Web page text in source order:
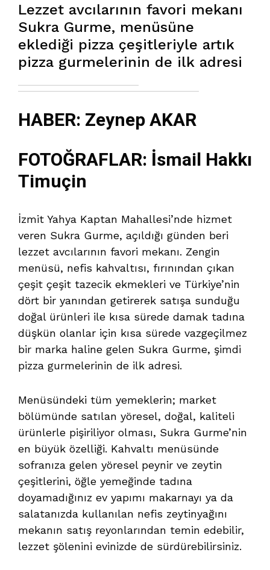
Lezzet avcılarının favori mekanı
Sukra Gurme, menüsüne
eklediği pizza çeşitleriyle artık
pizza gurmelerinin de ilk adresi
HABER: Zeynep AKAR
FOTOĞRAFLAR: İsmail Hakkı
Timuçin
İzmit Yahya Kaptan Mahallesi’nde hizmet
veren Sukra Gurme, açıldığı günden beri
lezzet avcılarının favori mekanı. Zengin
menüsü, nefis kahvaltısı, fırınından çıkan
çeşit çeşit tazecik ekmekleri ve Türkiye’nin
dört bir yanından getirerek satışa sunduğu
doğal ürünleri ile kısa sürede damak tadına
düşkün olanlar için kısa sürede vazgeçilmez
bir marka haline gelen Sukra Gurme, şimdi
pizza gurmelerinin de ilk adresi.
Menüsündeki tüm yemeklerin; market
bölümünde satılan yöresel, doğal, kaliteli
ürünlerle pişiriliyor olması, Sukra Gurme’nin
en büyük özelliği. Kahvaltı menüsünde
sofranıza gelen yöresel peynir ve zeytin
çeşitlerini, öğle yemeğinde tadına
doyamadığınız ev yapımı makarnayı ya da
salatanızda kullanılan nefis zeytinyağını
mekanın satış reyonlarından temin edebilir,
lezzet şölenini evinizde de sürdürebilirsiniz.